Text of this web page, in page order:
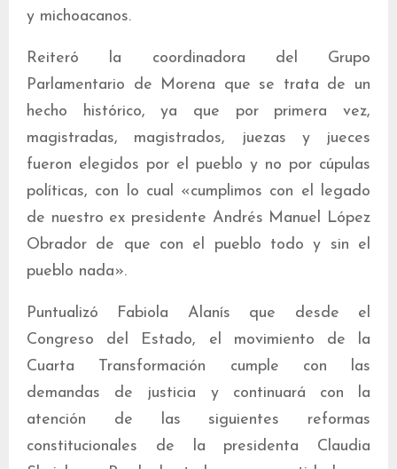
y michoacanos.
Reiteró la coordinadora del Grupo
Parlamentario de Morena que se trata de un
hecho histórico, ya que por primera vez,
magistradas, magistrados, juezas y jueces
fueron elegidos por el pueblo y no por cúpulas
políticas, con lo cual «cumplimos con el legado
de nuestro ex presidente Andrés Manuel López
Obrador de que con el pueblo todo y sin el
pueblo nada».
Puntualizó Fabiola Alanís que desde el
Congreso del Estado, el movimiento de la
Cuarta Transformación cumple con las
demandas de justicia y continuará con la
atención de las siguientes reformas
constitucionales de la presidenta Claudia